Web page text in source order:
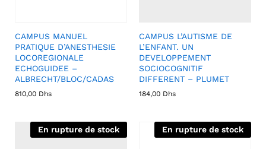
CAMPUS MANUEL
PRATIQUE D’ANESTHESIE
LOCOREGIONALE
ECHOGUIDEE –
ALBRECHT/BLOC/CADAS
810,00 Dhs
CAMPUS L’AUTISME DE
L’ENFANT. UN
DEVELOPPEMENT
SOCIOCOGNITIF
DIFFERENT – PLUMET
184,00 Dhs
En rupture de stock En rupture de stock